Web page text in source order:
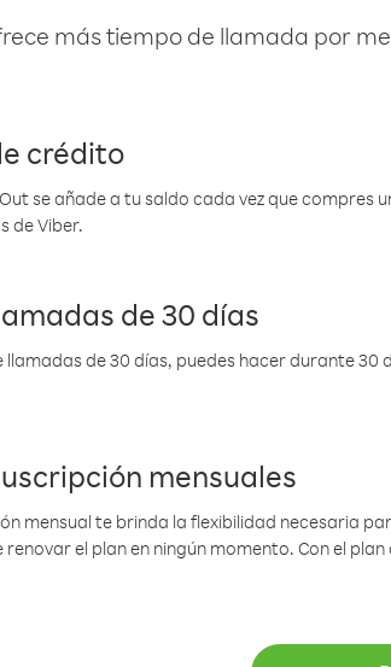
más tiempo de llamada por
crédito
se añade a tu saldo cada vez que
de Viber.
de 30 días
llamadas de 30 días, puedes hacer durante
mensuales
mensual te brinda la flexibilidad necesaria
renovar el plan en ningún momento. Con el